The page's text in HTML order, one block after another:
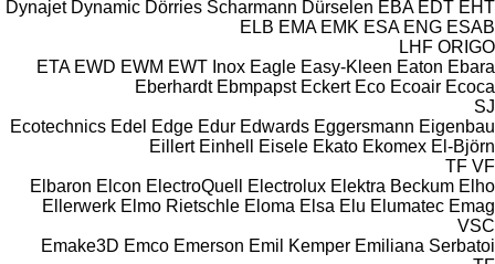
Dynajet Dynamic Dörries Scharmann Dürselen EBA EDT EHT
ELB EMA EMK ESA ENG ESAB
LHF ORIGO
ETA EWD EWM EWT Inox Eagle Easy-Kleen Eaton Ebara
Eberhardt Ebmpapst Eckert Eco Ecoair Ecoca
SJ
Ecotechnics Edel Edge Edur Edwards Eggersmann Eigenbau
Eillert Einhell Eisele Ekato Ekomex El-Björn
TF VF
Elbaron Elcon ElectroQuell Electrolux Elektra Beckum Elho
Ellerwerk Elmo Rietschle Eloma Elsa Elu Elumatec Emag
VSC
Emake3D Emco Emerson Emil Kemper Emiliana Serbatoi